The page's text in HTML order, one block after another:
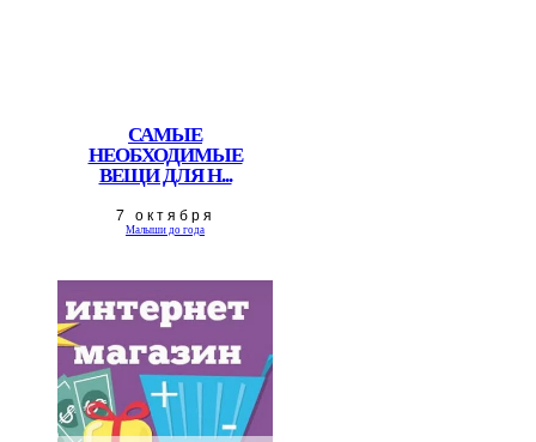
САМЫЕ
НЕОБХОДИМЫЕ
ВЕЩИ ДЛЯ Н...
7 октября
Малыши до года